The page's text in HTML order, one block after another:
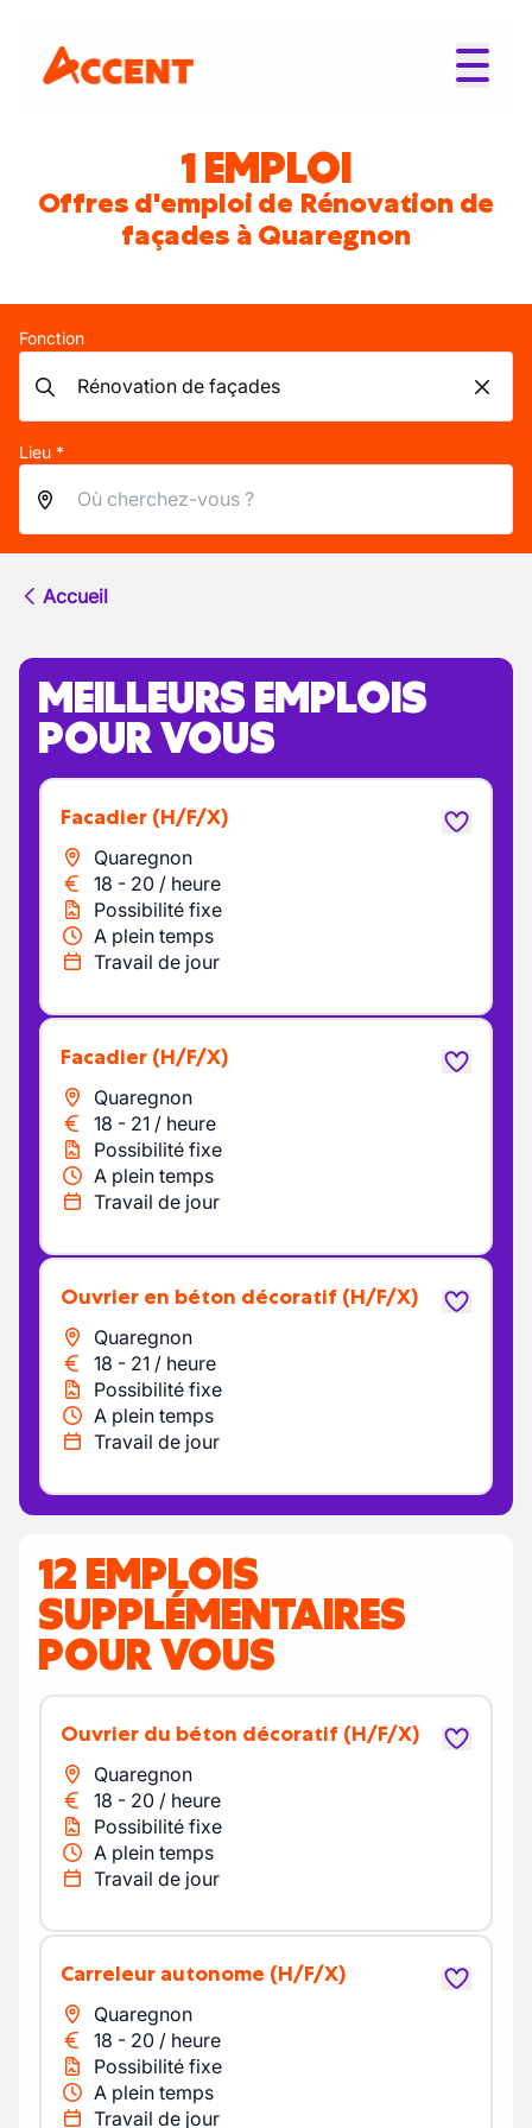
1 EMPLOI
Offres d'emploi de Rénovation de
façades à Quaregnon
Fonction
Lieu *
Accueil
MEILLEURS EMPLOIS
POUR VOUS
facadier (H/F/X)
Quaregnon
18 - 20 / heure
Possibilité fixe
A plein temps
Travail de jour
facadier (H/F/X)
Quaregnon
18 - 21 / heure
Possibilité fixe
A plein temps
Travail de jour
Ouvrier en béton décoratif (H/F/X)
Quaregnon
18 - 21 / heure
Possibilité fixe
A plein temps
Travail de jour
12 EMPLOIS
SUPPLÉMENTAIRES
POUR VOUS
Ouvrier du béton décoratif (H/F/X)
Quaregnon
18 - 20 / heure
Possibilité fixe
A plein temps
Travail de jour
carreleur autonome (H/F/X)
Quaregnon
18 - 20 / heure
Possibilité fixe
A plein temps
Travail de jour